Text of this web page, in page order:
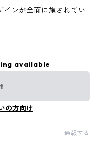
インが全面に施されてい
available
の方向け
通報する